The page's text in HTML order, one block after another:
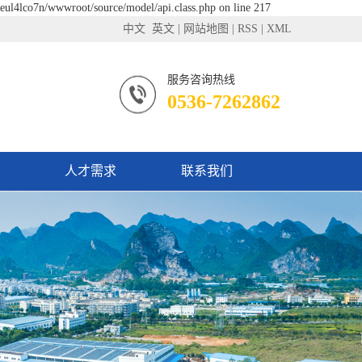
wwwroot/source/model/api.class.php on line 217
网站地图
RSS XML
中文 英文
服务咨询热线
0536-7262862
人才需求 联系我们